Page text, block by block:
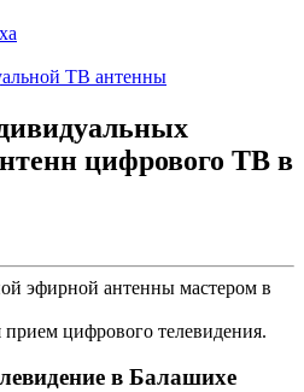
ТВ антенны
цифрового ТВ в
прием цифрового телевидения.
в Балашихе